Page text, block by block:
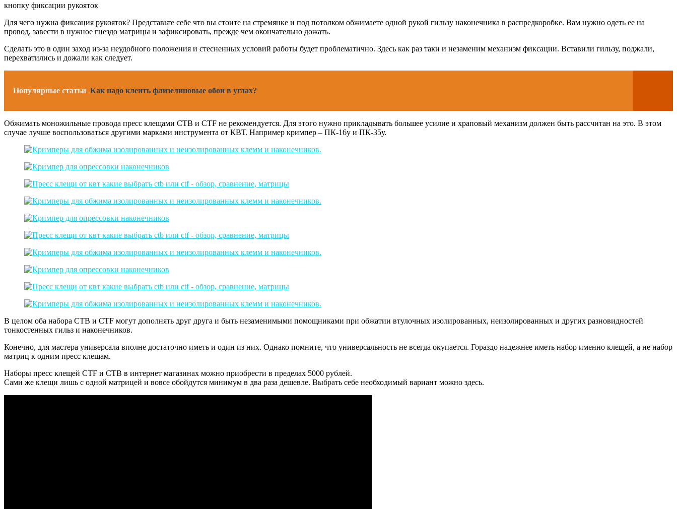
кнопку фиксации рукояток
Для чего нужна фиксация рукояток? Представьте себе что вы стоите на стремянке и под потолком обжимаете одной рукой гильзу наконечника в распредкоробке. Вам нужно одеть ее на
провод, завести в нужное гнездо матрицы и зафиксировать, прежде чем окончательно дожать.
Сделать это в один заход из-за неудобного положения и стесненных условий работы будет проблематично. Здесь как раз таки и незаменим механизм фиксации. Вставили гильзу, поджали,
перехватились и дожали как следует.
Популярные статьи Как надо клеить флизелиновые обои в углах?
Обжимать моножильные провода пресс клещами CTB и CTF не рекомендуется. Для этого нужно прикладывать большее усилие и храповый механизм должен быть рассчитан на это. В этом
случае лучше воспользоваться другими марками инструмента от КВТ. Например кримпер – ПК-16у и ПК-35у.
В целом оба набора CTB и CTF могут дополнять друг друга и быть незаменимыми помощниками при обжатии втулочных изолированных, неизолированных и других разновидностей
тонкостенных гильз и наконечников.
Конечно, для мастера универсала вполне достаточно иметь и один из них. Однако помните, что универсальность не всегда окупается. Гораздо надежнее иметь набор именно клещей, а не набор
матриц к одним пресс клещам.
Наборы пресс клещей CTF и CTB в интернет магазинах можно приобрести в пределах 5000 рублей.
Сами же клещи лишь с одной матрицей и вовсе обойдутся минимум в два раза дешевле. Выбрать себе необходимый вариант можно здесь.